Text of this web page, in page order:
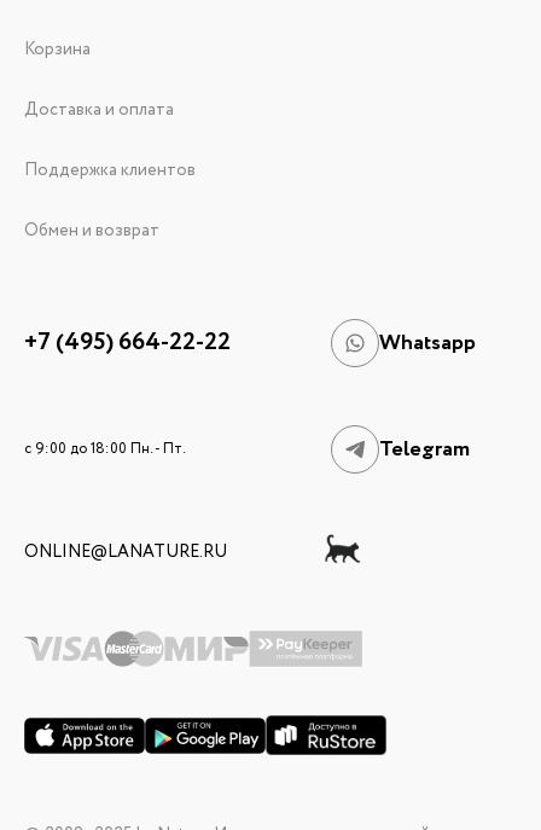
Корзина
Доставка и оплата
Поддержка клиентов
Обмен и возврат
+7 (495) 664-22-22 Whatsapp
c 9:00 до 18:00 Пн. - Пт. Telegram
ONLINE@LANATURE.RU